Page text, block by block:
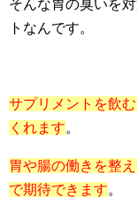
そんな胃の臭いを
トなんです。
サプリメントを飲
くれます。
胃や腸の働きを整
で期待できます。